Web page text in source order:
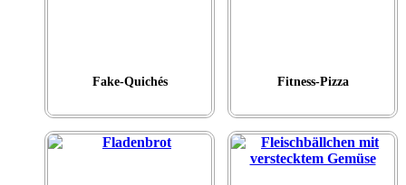
Fake-Quichés Fitness-Pizza